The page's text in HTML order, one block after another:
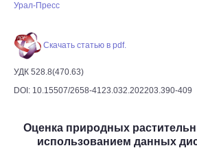
Урал-Пресс
Скачать статью в pdf.
УДК 528.8(470.63)
DOI: 10.15507/2658-4123.032.202203.390-409
Оценка природных
использованием данных